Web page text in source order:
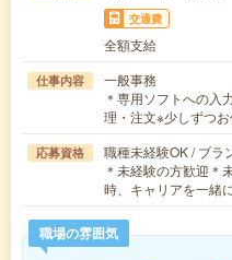
交通費
全額支給
仕事内容
一般事務
＊専用ソフトへの入
理・注文※少しずつ
応募資格
職種未経験OK / ブラ
＊未経験の方歓迎＊
時、キャリアを一緒
職場の雰囲気